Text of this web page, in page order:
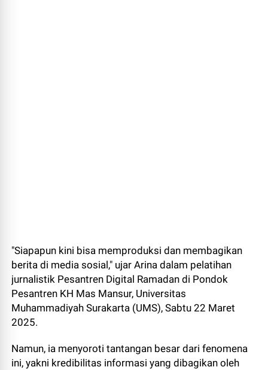
"Siapapun kini bisa memproduksi dan membagikan
berita di media sosial," ujar Arina dalam pelatihan
jurnalistik Pesantren Digital Ramadan di Pondok
Pesantren KH Mas Mansur, Universitas
Muhammadiyah Surakarta (UMS), Sabtu 22 Maret
2025.
Namun, ia menyoroti tantangan besar dari fenomena
ini, yakni kredibilitas informasi yang dibagikan oleh